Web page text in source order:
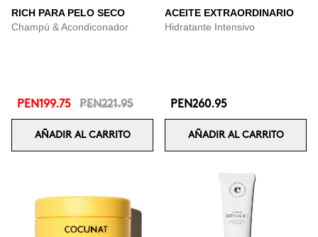
RICH PARA PELO SECO
Champú & Acondiconador
PEN199.75 PEN221.95
AÑADIR AL CARRITO
ACEITE EXTRAORDINARIO
Hidratante Intensivo
PEN260.95
AÑADIR AL CARRITO